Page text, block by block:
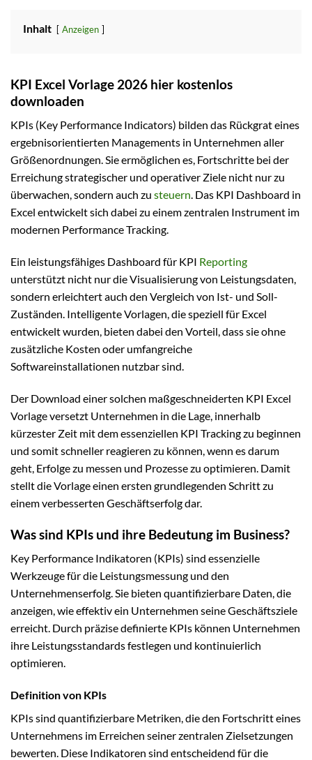
Inhalt Anzeigen
KPI Excel Vorlage 2026 hier kostenlos
downloaden
KPIs (Key Performance Indicators) bilden das Rückgrat eines
ergebnisorientierten Managements in Unternehmen aller
Größenordnungen. Sie ermöglichen es, Fortschritte bei der
Erreichung strategischer und operativer Ziele nicht nur zu
überwachen, sondern auch zu steuern. Das KPI Dashboard in
Excel entwickelt sich dabei zu einem zentralen Instrument im
modernen Performance Tracking.
Ein leistungsfähiges Dashboard für KPI Reporting
unterstützt nicht nur die Visualisierung von Leistungsdaten,
sondern erleichtert auch den Vergleich von Ist- und Soll-
Zuständen. Intelligente Vorlagen, die speziell für Excel
entwickelt wurden, bieten dabei den Vorteil, dass sie ohne
zusätzliche Kosten oder umfangreiche
Softwareinstallationen nutzbar sind.
Der Download einer solchen maßgeschneiderten KPI Excel
Vorlage versetzt Unternehmen in die Lage, innerhalb
kürzester Zeit mit dem essenziellen KPI Tracking zu beginnen
und somit schneller reagieren zu können, wenn es darum
geht, Erfolge zu messen und Prozesse zu optimieren. Damit
stellt die Vorlage einen ersten grundlegenden Schritt zu
einem verbesserten Geschäftserfolg dar.
Was sind KPIs und ihre Bedeutung im Business?
Key Performance Indikatoren (KPIs) sind essenzielle
Werkzeuge für die Leistungsmessung und den
Unternehmenserfolg. Sie bieten quantifizierbare Daten, die
anzeigen, wie effektiv ein Unternehmen seine Geschäftsziele
erreicht. Durch präzise definierte KPIs können Unternehmen
ihre Leistungsstandards festlegen und kontinuierlich
optimieren.
Definition von KPIs
KPIs sind quantifizierbare Metriken, die den Fortschritt eines
Unternehmens im Erreichen seiner zentralen Zielsetzungen
bewerten. Diese Indikatoren sind entscheidend für die